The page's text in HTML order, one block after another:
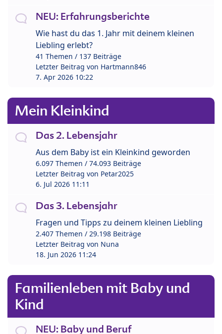
NEU: Erfahrungsberichte
Wie hast du das 1. Jahr mit deinem kleinen
Liebling erlebt?
41 Themen / 137 Beiträge
Letzter Beitrag von Hartmann846
7. Apr 2026 10:22
Mein Kleinkind
Das 2. Lebensjahr
Aus dem Baby ist ein Kleinkind geworden
6.097 Themen / 74.093 Beiträge
Letzter Beitrag von Petar2025
6. Jul 2026 11:11
Das 3. Lebensjahr
Fragen und Tipps zu deinem kleinen Liebling
2.407 Themen / 29.198 Beiträge
Letzter Beitrag von Nuna
18. Jun 2026 11:24
Familienleben mit Baby und
Kind
NEU: Baby und Beruf